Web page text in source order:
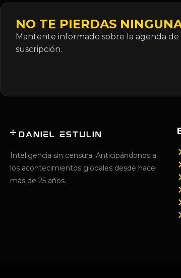
NO TE PIERDAS
Mantente informado sobre la agenda
suscripción.
Inteligencia sin censura. Anticipándonos a
los acontecimientos globales desde hace
más de 25 años.